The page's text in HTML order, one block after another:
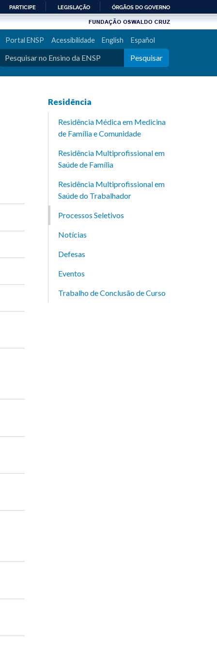
PARTICIPE LEGISLAÇÃO ÓRGÃOS DO GOVERNO
Portal ENSP Acessibilidade English Español
Pesquisar
Residência
Residência Médica em Medicina
de Família e Comunidade
Residência Multiprofissional em
Saúde de Família
Residência Multiprofissional em
Saúde do Trabalhador
Processos Seletivos
Notícias
Defesas
Eventos
Trabalho de Conclusão de Curso